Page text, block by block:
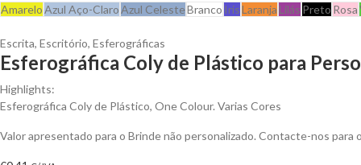
AmareloAzul Aço-ClaroAzul CelesteBranco IrisLaranja Lilás Preto Rosa
Escrita, Escritório, Esferográficas
Esferográfica Coly de Plástico para
Highlights:
Esferográfica Coly de Plástico, One Colour. Varias Cores
Valor apresentado para o Brinde não personalizado. Contacte-nos